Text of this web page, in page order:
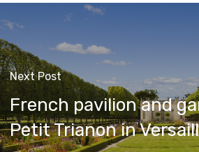
Next Post
French pavilion and
Petit Trianon in